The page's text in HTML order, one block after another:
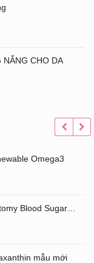
NẮNG CHO DA
Omega3
Sản phẩm hạ đường huyết Atomy Blood Sugar Cut Bitter Melon chiết xuất mướp đắng hộp 60 gói
mẫu mới